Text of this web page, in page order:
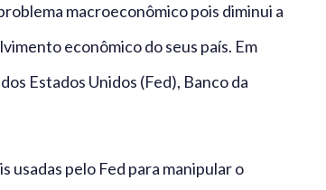
macroeconômico pois diminui a
econômico do seus país. Em
Estados Unidos (Fed), Banco da
usadas pelo Fed para manipular o